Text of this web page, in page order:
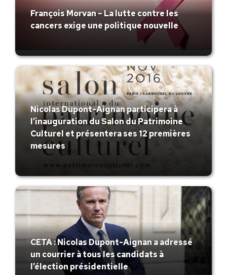
François Morvan – La lutte contre les
cancers exige une politique nouvelle
Nicolas Dupont-Aignan participera à
l’inauguration du Salon du Patrimoine
Culturel et présentera ses 12 premières
mesures
CETA : Nicolas Dupont-Aignan a adressé
un courrier à tous les candidats à
l’élection présidentielle